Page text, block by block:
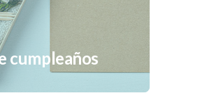
cumpleaños